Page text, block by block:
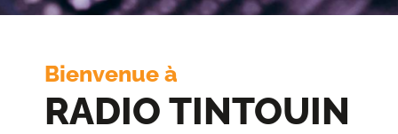
Bienvenue à
RADIO TINTOUIN